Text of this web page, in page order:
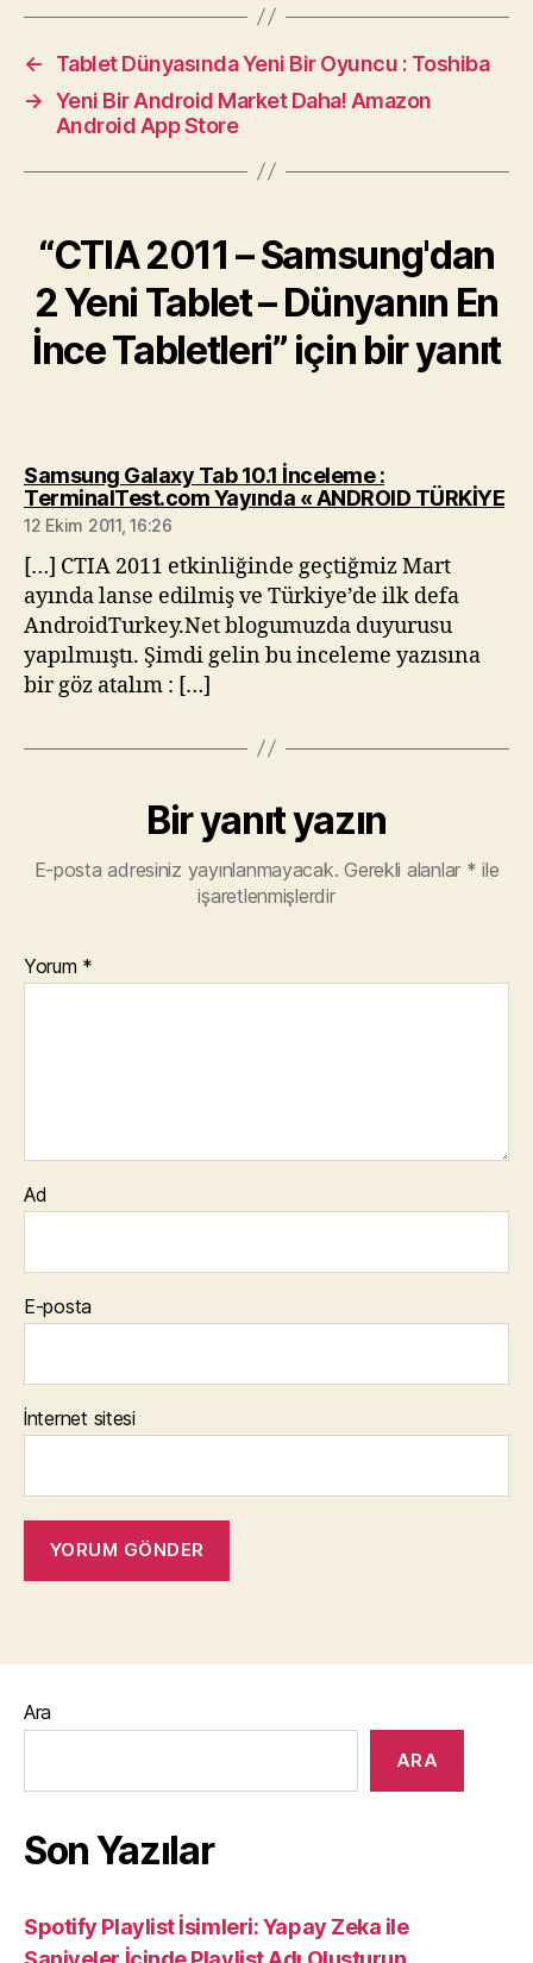
←
Tablet Dünyasında Yeni Bir Oyuncu : Toshiba
→ Yeni Bir Android Market Daha! Amazon
Android App Store
“CTIA 2011 – Samsung'dan
2 Yeni Tablet – Dünyanın En
İnce Tabletleri” için bir yanıt
Samsung Galaxy Tab 10.1 İnceleme :
TerminalTest.com Yayında « ANDROID TÜRKİYE
12 Ekim 2011, 16:26
[…] CTIA 2011 etkinliğinde geçtiğmiz Mart
ayında lanse edilmiş ve Türkiye’de ilk defa
AndroidTurkey.Net blogumuzda duyurusu
yapılmııştı. Şimdi gelin bu inceleme yazısına
bir göz atalım : […]
Bir yanıt yazın
E-posta adresiniz yayınlanmayacak. Gerekli alanlar * ile
işaretlenmişlerdir
Yorum *
Ad
E-posta
İnternet sitesi
Ara
ARA
Son Yazılar
Spotify Playlist İsimleri: Yapay Zeka ile